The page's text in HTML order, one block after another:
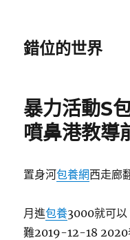
錯位的世界
暴力活動S
噴鼻港教導
置身河包養網西走廊
月進包養3000就可以
難2019-12-18 2020